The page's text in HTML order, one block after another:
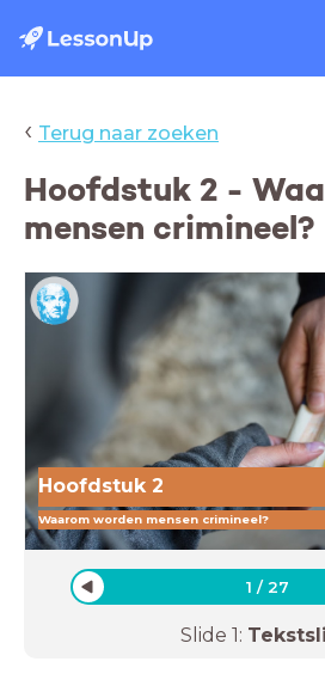
‹ Terug naar zoeken
Hoofdstuk 2 -
mensen crimineel?
Hoofdstuk 2
Waarom worden mensen crimineel?
1 /27
Slide 1: